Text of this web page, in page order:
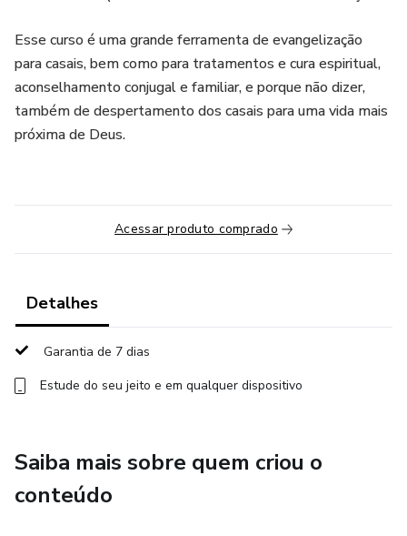
Esse curso é uma grande ferramenta de evangelização
para casais, bem como para tratamentos e cura espiritual,
aconselhamento conjugal e familiar, e porque não dizer,
também de despertamento dos casais para uma vida mais
próxima de Deus.
Acessar produto comprado
Detalhes
Garantia de 7 dias
Estude do seu jeito e em qualquer dispositivo
Saiba mais sobre quem criou o
conteúdo